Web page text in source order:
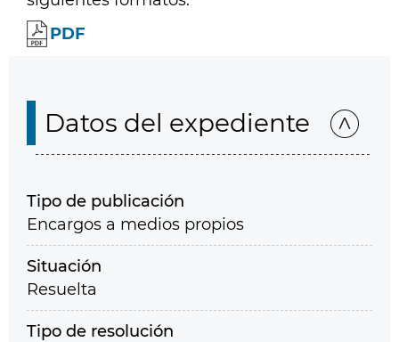
PDF
Datos del expediente
Tipo de publicación
Encargos a medios propios
Situación
Resuelta
Tipo de resolución